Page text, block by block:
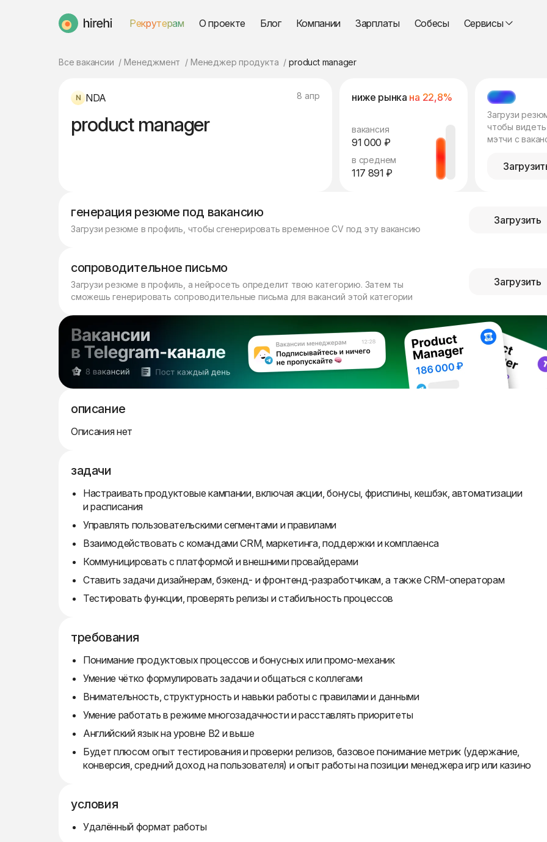
HireHi Рекрутерам О проекте Блог Компании Зарплаты Собесы Сервисы
Все вакансии Менеджмент Менеджер продукта product manager
NDA 8 апр
product manager
ниже рынка на 22,8%
вакансия
91 000 ₽
в среднем
117 891 ₽
МЭТЧ
Загрузи
чтобы видеть
мэтчи с
генерация резюме под вакансию
Загрузи резюме в профиль, чтобы сгенерировать временное CV под эту вакансию
Загрузить
сопроводительное письмо
Загрузи резюме в профиль, а нейросеть определит твою категорию. Затем ты
сможешь генерировать сопроводительные письма для вакансий этой категории
Загрузить
описание
Описания нет
задачи
Настраивать продуктовые кампании, включая акции, бонусы, фриспины, кешбэк, автоматизации
и расписания
Управлять пользовательскими сегментами и правилами
Взаимодействовать с командами CRM, маркетинга, поддержки и комплаенса
Коммуницировать с платформой и внешними провайдерами
Ставить задачи дизайнерам, бэкенд- и фронтенд-разработчикам, а также CRM-операторам
Тестировать функции, проверять релизы и стабильность процессов
требования
Понимание продуктовых процессов и бонусных или промо-механик
Умение чётко формулировать задачи и общаться с коллегами
Внимательность, структурность и навыки работы с правилами и данными
Умение работать в режиме многозадачности и расставлять приоритеты
Английский язык на уровне B2 и выше
Будет плюсом опыт тестирования и проверки релизов, базовое понимание метрик (удержание,
конверсия, средний доход на пользователя) и опыт работы на позиции менеджера игр или казино
условия
Удалённый формат работы